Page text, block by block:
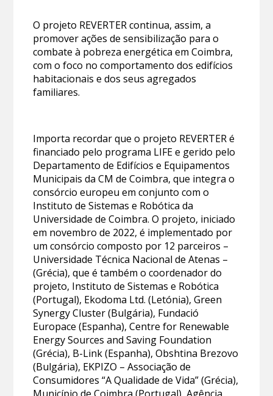
O projeto REVERTER continua, assim, a
promover ações de sensibilização para o
combate à pobreza energética em Coimbra,
com o foco no comportamento dos edifícios
habitacionais e dos seus agregados
familiares.
Importa recordar que o projeto REVERTER é
financiado pelo programa LIFE e gerido pelo
Departamento de Edifícios e Equipamentos
Municipais da CM de Coimbra, que integra o
consórcio europeu em conjunto com o
Instituto de Sistemas e Robótica da
Universidade de Coimbra. O projeto, iniciado
em novembro de 2022, é implementado por
um consórcio composto por 12 parceiros –
Universidade Técnica Nacional de Atenas –
(Grécia), que é também o coordenador do
projeto, Instituto de Sistemas e Robótica
(Portugal), Ekodoma Ltd. (Letónia), Green
Synergy Cluster (Bulgária), Fundació
Europace (Espanha), Centre for Renewable
Energy Sources and Saving Foundation
(Grécia), B-Link (Espanha), Obshtina Brezovo
(Bulgária), EKPIZO – Associação de
Consumidores “A Qualidade de Vida” (Grécia),